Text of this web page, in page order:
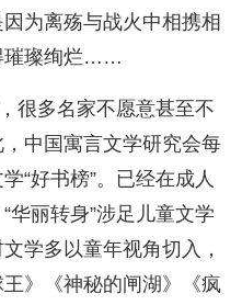
为离殇与战火中相携相
璀璨绚烂……
很多名家不愿意甚至不
中国寓言文学研究会每
“好书榜”。已经在成人
华丽转身”涉足儿童文学
学多以童年视角切入，
》《神秘的闸湖》《疯